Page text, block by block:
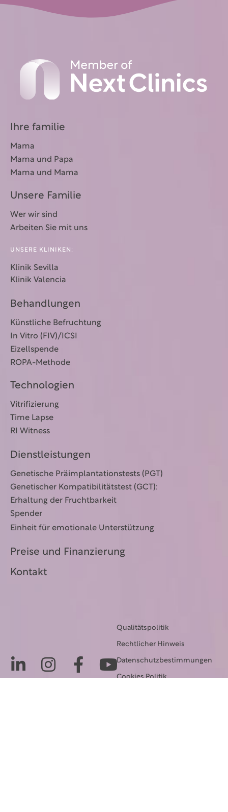
Ihre familie
Mama
Mama und Papa
Mama und Mama
Unsere Familie
Wer wir sind
Arbeiten Sie mit uns
UNSERE KLINIKEN:
Klinik Sevilla
Klinik Valencia
Behandlungen
Künstliche Befruchtung
In Vitro (FIV)/ICSI
Eizellspende
ROPA-Methode
Technologien
Vitrifizierung
Time Lapse
RI Witness
Dienstleistungen
Genetische Präimplantationstests (PGT)
Genetischer Kompatibilitätstest (GCT):
Erhaltung der Fruchtbarkeit
Spender
Einheit für emotionale Unterstützung
Preise und Finanzierung
Kontakt
Qualitätspolitik
Rechtlicher Hinweis
Datenschutzbestimmungen
Cookies Politik